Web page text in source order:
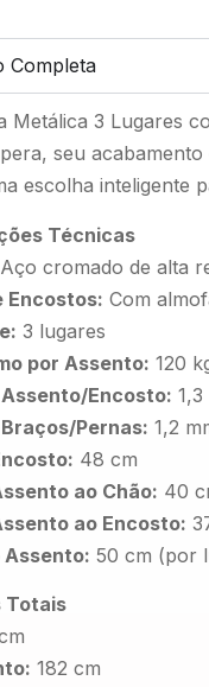
Completa
Metálica 3 Lugares
seu
escolha inteligente
Técnicas
Aço cromado de alta
Encostos: Com
3 lugares
por Assento: 120
Encosto: 1,3
Pernas: 1,2
48 cm
ao Chão: 40
ao Encosto:
Assento: 50 cm (por
Totais
182 cm